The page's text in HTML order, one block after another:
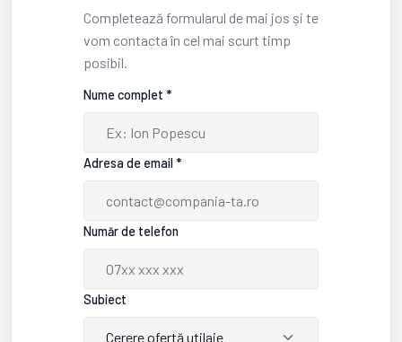
Completează formularul de mai jos și te
vom contacta în cel mai scurt timp
posibil.
Nume complet *
Adresa de email *
Număr de telefon
Subiect
Cerere ofertă utilaje